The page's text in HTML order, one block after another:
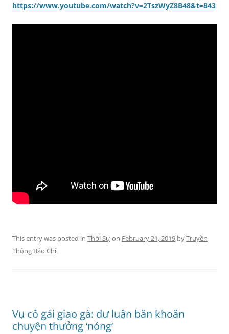
https://www.youtube.com/watch?v=2TszWyZ8B48&t=843
This entry was posted in Thời Sựon February 21, 2019 byTruyền
Thông Báo Chí.
Vụ cô gái giao gà: dư luận băn khoăn
chuyện thưởng ‘nóng’